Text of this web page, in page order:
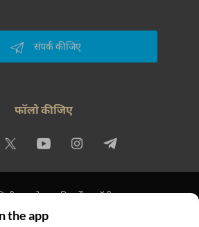
संपर्क कीजिए
फॉलो कीजिए
इस्तेमाल की शर्तें कॉपीराइट
Foundation. All rights reserved.
the app